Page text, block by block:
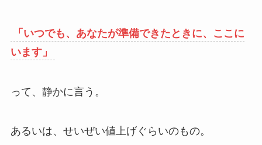
「いつでも、あなたが準備できたときに、ここに
います」
って、静かに言う。
あるいは、せいぜい値上げぐらいのもの。